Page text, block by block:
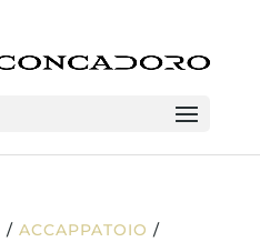
/ ACCAPPATOIO /